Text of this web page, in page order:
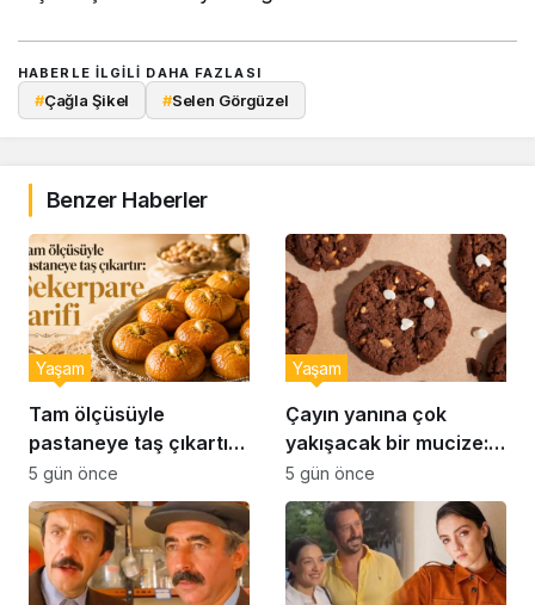
HABERLE ILGILI DAHA FAZLASI
#Çağla Şikel #Selen Görgüzel
Benzer Haberler
Tam ölçüsüyle
pastaneye taş çıkartır:
Şekerpare tarifi
Yaşam
5 gün önce
Çayın yanına çok
yakışacak bir mucize:
Brownie tadında ıslak
kurabiye tarifi…
Yaşam
5 gün önce